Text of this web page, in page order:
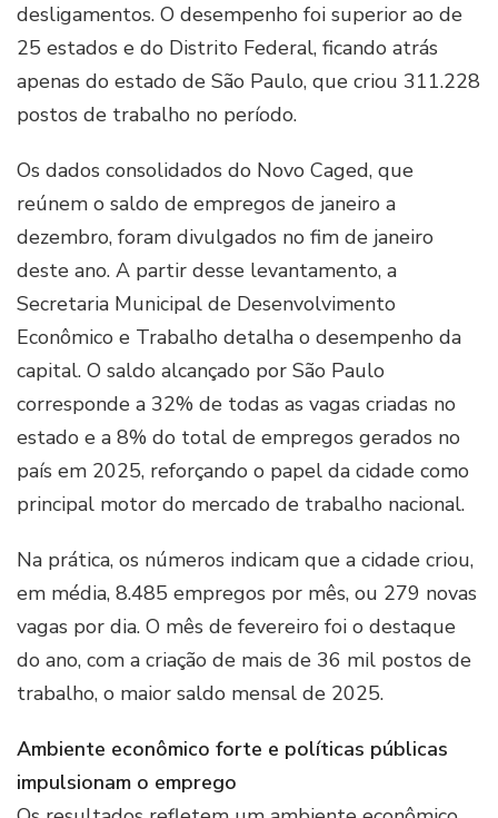
desligamentos. O desempenho foi superior ao de
25 estados e do Distrito Federal, ficando atrás
apenas do estado de São Paulo, que criou 311.228
postos de trabalho no período.
Os dados consolidados do Novo Caged, que
reúnem o saldo de empregos de janeiro a
dezembro, foram divulgados no fim de janeiro
deste ano. A partir desse levantamento, a
Secretaria Municipal de Desenvolvimento
Econômico e Trabalho detalha o desempenho da
capital. O saldo alcançado por São Paulo
corresponde a 32% de todas as vagas criadas no
estado e a 8% do total de empregos gerados no
país em 2025, reforçando o papel da cidade como
principal motor do mercado de trabalho nacional.
Na prática, os números indicam que a cidade criou,
em média, 8.485 empregos por mês, ou 279 novas
vagas por dia. O mês de fevereiro foi o destaque
do ano, com a criação de mais de 36 mil postos de
trabalho, o maior saldo mensal de 2025.
Ambiente econômico forte e políticas públicas
impulsionam o emprego